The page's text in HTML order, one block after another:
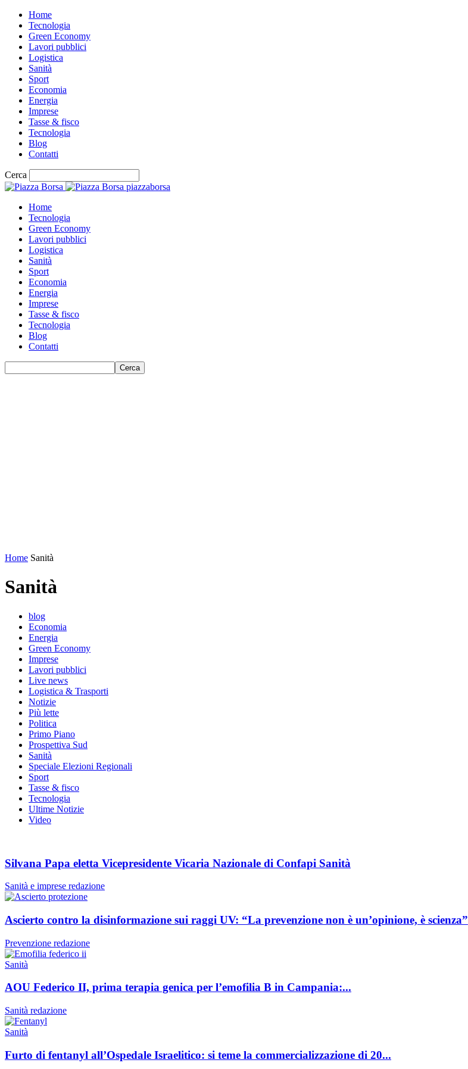
Home
Tecnologia
Green Economy
Lavori pubblici
Logistica
Sanità
Sport
Economia
Energia
Imprese
Tasse & fisco
Tecnologia
Blog
Contatti
Cerca
piazzaborsa
Home
Tecnologia
Green Economy
Lavori pubblici
Logistica
Sanità
Sport
Economia
Energia
Imprese
Tasse & fisco
Tecnologia
Blog
Contatti
Home Sanità
Sanità
blog
Economia
Energia
Green Economy
Imprese
Lavori pubblici
Live news
Logistica & Trasporti
Notizie
Più lette
Politica
Primo Piano
Prospettiva Sud
Sanità
Speciale Elezioni Regionali
Sport
Tasse & fisco
Tecnologia
Ultime Notizie
Video
Silvana Papa eletta Vicepresidente Vicaria Nazionale di Confapi Sanità
Sanità e imprese redazione
Ascierto contro la disinformazione sui raggi UV: “La prevenzione non è un’opinione, è scienza”
Prevenzione redazione
Sanità
AOU Federico II, prima terapia genica per l’emofilia B in Campania:...
Sanità redazione
Sanità
Furto di fentanyl all’Ospedale Israelitico: si teme la commercializzazione di 20...